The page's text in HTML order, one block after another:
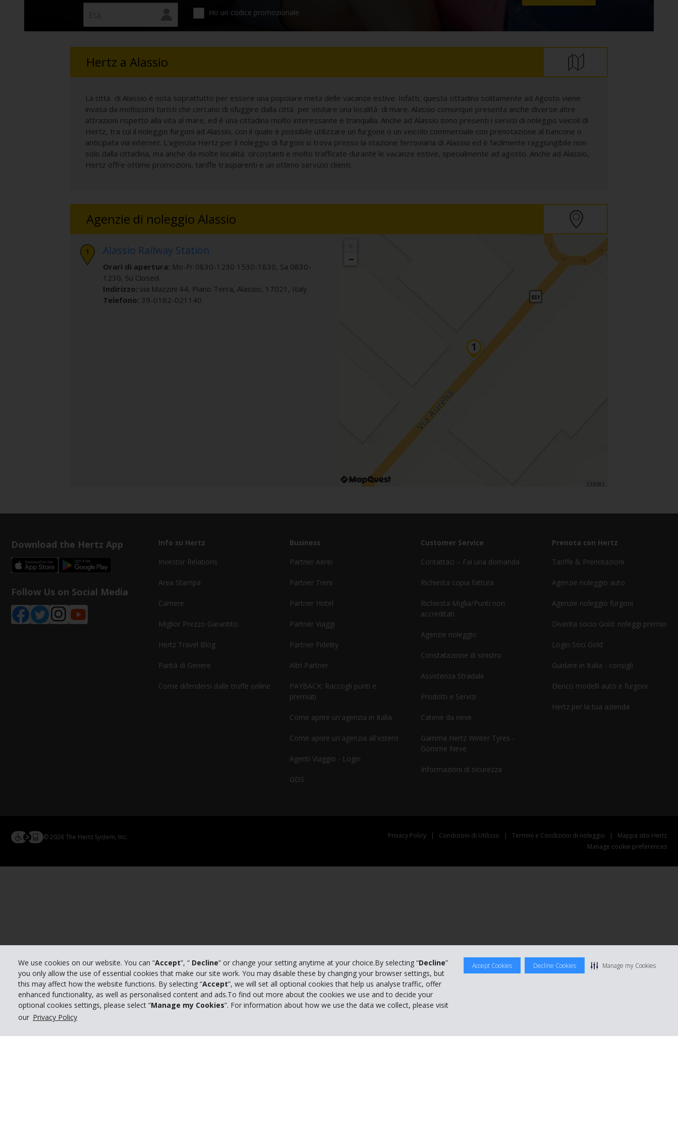
We use cookies on our website. You can “Accept”, “ Decline” or change your setting anytime at your choice.By selecting “Decline”
you only allow the use of essential cookies that make our site work. You may disable these by changing your browser settings, but
this may affect how the website functions. By selecting “Accept”, we will set all optional cookies that help us analyse traffic, offer
enhanced functionality, as well as personalised content and ads.To find out more about the cookies we use and to decide your
optional cookies settings, please select “Manage my Cookies”. For information about how we use the data we collect, please visit
our Privacy Policy
Accept Cookies Decline Cookies Manage my Cookies
Ho un codice promozionale
Hertz a Alassio
La città di Alassio è nota soprattutto per essere una popolare meta delle vacanze estive. Infatti, questa cittadina solitamente ad Agosto viene
invasa da moltissimi turisti che cercano di sfuggire dalla città per visitare una località di mare. Alassio comunque presenta anche diverse altre
attrazioni rispetto alla vita al mare, ed è una cittadina molto interessante e tranquilla. Anche ad Alassio sono presenti i servizi di noleggio veicoli di
Hertz, tra cui il noleggio furgoni ad Alassio, con il quale è possibile utilizzare un furgone o un veicolo commerciale con prenotazione al bancone o
anticipata via internet. L'agenzia Hertz per il noleggio di furgoni si trova presso la stazione ferroviaria di Alassio ed è facilmente raggiungibile non
solo dalla cittadina, ma anche da molte località circostanti e molto trafficate durante le vacanze estive, specialmente ad agosto. Anche ad Alassio,
Hertz offre ottime promozioni, tariffe trasparenti e un ottimo servizio clienti.
Agenzie di noleggio Alassio
Alassio Railway Station
Orari di apertura: Mo-Fr 0830-1230 1530-1830, Sa 0830-
1230, Su Closed.
Indirizzo: via Mazzini 44, Piano Terra, Alassio, 17021 , Italy
Telefono: 39-0182-021140
−
Download the Hertz App
Follow Us on Social Media
Info su Hertz
Investor Relations
Area Stampa
Carriere
Miglior Prezzo Garantito
Hertz Travel Blog
Parità di Genere
Come difendersi dalle truffe online
Business
Partner Aerei
Partner Treni
Partner Hotel
Partner Viaggi
Partner Fidelity
Altri Partner
PAYBACK: Raccogli punti e
premiati
Come aprire un'agenzia in Italia
Come aprire un'agenzia all'estero
Agenti Viaggio - Login
GDS
Customer Service
Contattaci – Fai una domanda
Richiesta copia fattura
Richiesta Miglia/Punti non
accreditati
Agenzie noleggio
Constatazione di sinistro
Assistenza Stradale
Prodotti e Servizi
Catene da neve
Gamma Hertz Winter Tyres -
Gomme Neve
Informazioni di sicurezza
Prenota con Hertz
Tariffe & Prenotazioni
Agenzie noleggio auto
Agenzie noleggio furgoni
Diventa socio Gold: noleggi premio
Login Soci Gold
Guidare in Italia - consigli
Elenco modelli auto e furgoni
Hertz per la tua azienda
© 2026 The Hertz System, Inc. Privacy Policy | Condizioni di Utilizzo | Termini e Condizioni di noleggio |
Mappa sito Hertz
Manage cookie preferences